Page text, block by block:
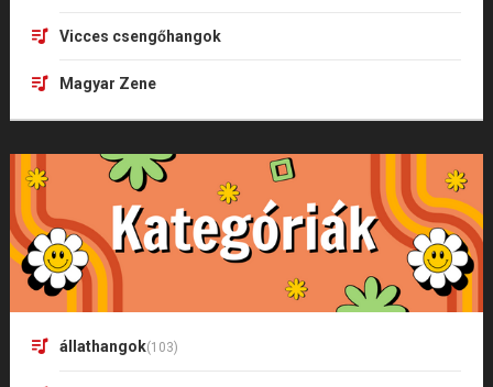
Vicces csengőhangok
Magyar Zene
állathangok(103)